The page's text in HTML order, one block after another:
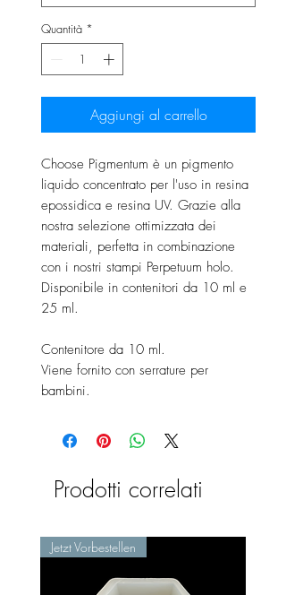
Quantità *
Aggiungi al carrello
Choose Pigmentum è un pigmento
liquido concentrato per l'uso in resina
epossidica e resina UV. Grazie alla
nostra selezione ottimizzata dei
materiali, perfetta in combinazione
con i nostri stampi Perpetuum holo.
Disponibile in contenitori da 10 ml e
25 ml.
Contenitore da 10 ml.
Viene fornito con serrature per
bambini.
Prodotti correlati
Jetzt Vorbestellen